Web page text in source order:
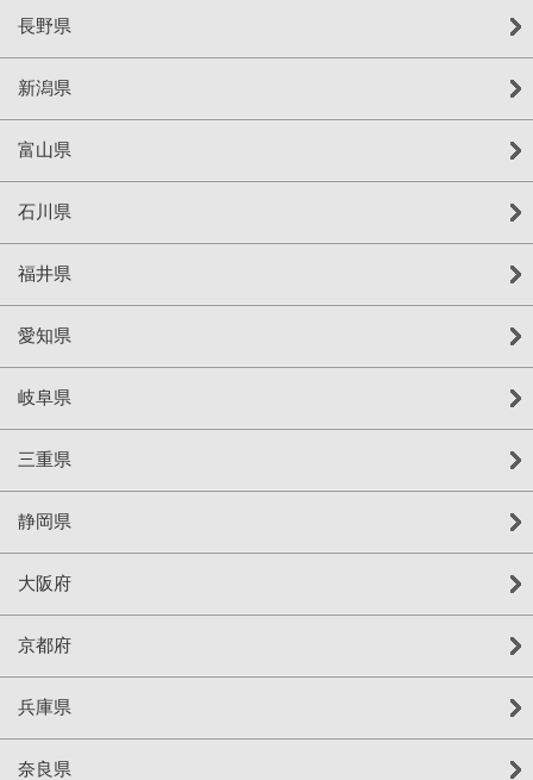
長野県
新潟県
富山県
石川県
福井県
愛知県
岐阜県
三重県
静岡県
大阪府
京都府
兵庫県
奈良県